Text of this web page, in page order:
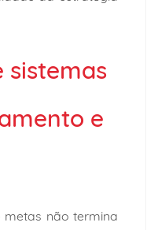
sistemas
e
metas não termina